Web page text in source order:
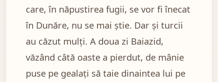
care, în năpustirea fugii, se vor fi înecat
în Dunăre, nu se mai știe. Dar și turcii
au căzut mulți. A doua zi Baiazid,
văzând câtă oaste a pierdut, de mânie
puse pe gealați să taie dinaintea lui pe